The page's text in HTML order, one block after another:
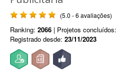
(5.0 - 6 avaliações)
Ranking: 2066 | Projetos concluídos:
Registrado desde: 23/11/2023